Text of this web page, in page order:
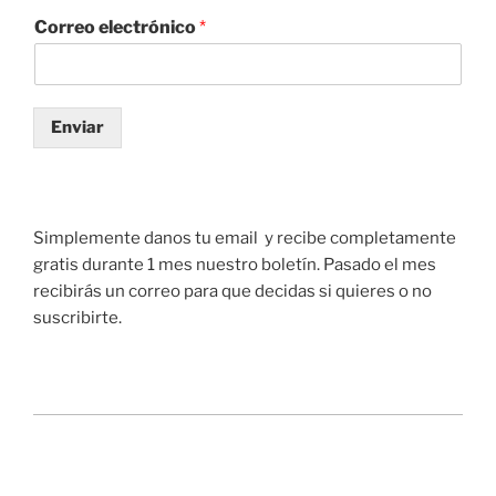
Correo electrónico*
Enviar
Simplemente danos tu email y recibe completamente
gratis durante 1 mes nuestro boletín. Pasado el mes
recibirás un correo para que decidas si quieres o no
suscribirte.